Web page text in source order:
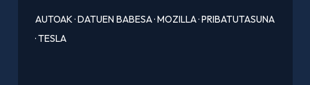
AUTOAK·DATUEN BABESA·MOZILLA·PRIBATUTASUNA
·TESLA